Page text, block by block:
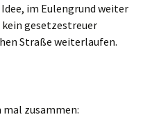
im Eulengrund weiter
kein gesetzestreuer
Straße weiterlaufen.
zusammen: